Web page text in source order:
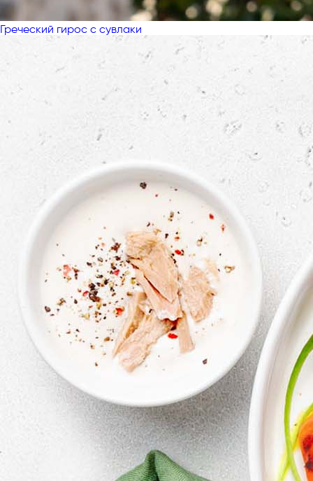
Греческий гирос с сувлаки